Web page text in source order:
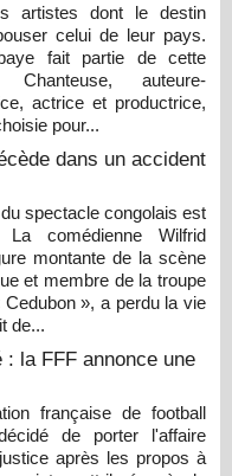
artistes dont le destin
celui de leur pays.
fait partie de cette
Chanteuse, auteure-
actrice et productrice,
pour...
dans un accident
spectacle congolais est
comédienne Wilfrid
montante de la scène
et membre de la troupe
Cedubon », a perdu la vie
de...
la FFF annonce une
française de football
de porter l'affaire
après les propos à